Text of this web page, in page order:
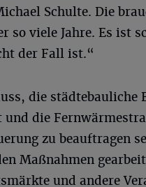
Schulte. Die
so viele Jahre. Es ist
der Fall ist.“
die
und die
zu beauftragen
Maßnahmen
und andere